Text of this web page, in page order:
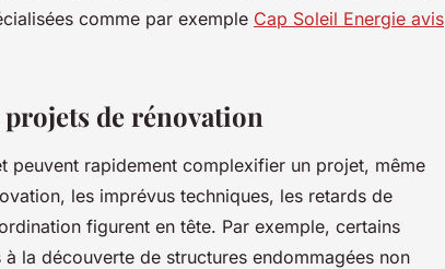
comme par exemple Cap Soleil Energie avis
de rénovation
peuvent rapidement complexifier un projet, même
les imprévus techniques, les retards de
figurent en tête. Par exemple, certains
la découverte de structures endommagées non